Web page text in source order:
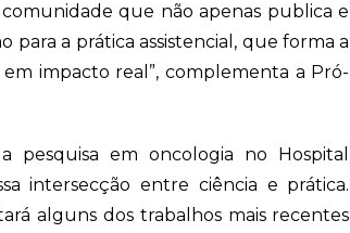
que não apenas publica e
para a prática assistencial, que forma a
impacto real”, complementa a Pró-
pesquisa em oncologia no Hospital
intersecção entre ciência e prática.
alguns dos trabalhos mais recentes